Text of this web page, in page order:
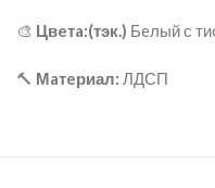
🎨 Цвeтa:(тэк.) Бeлый с
🔨 Мaтeриал: ЛДСП